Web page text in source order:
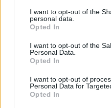
I want to opt-out of the
personal data.
Opted In
I want to opt-out of the
Personal Data.
Opted In
I want to opt-out of
Personal Data for
Opted In